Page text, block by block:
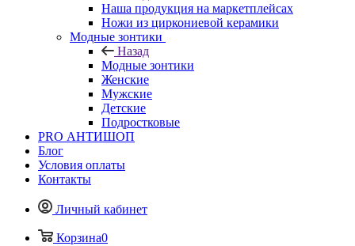
Наша продукция на маркетплейсах
Ножи из циркониевой керамики
Модные зонтики
Назад
Модные зонтики
Женские
Мужские
Детские
Подростковые
PRO АНТИШОП
Блог
Условия оплаты
Контакты
Личный кабинет
Корзина0